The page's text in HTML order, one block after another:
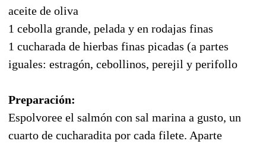
aceite de oliva
1 cebolla grande, pelada y en rodajas finas
1 cucharada de hierbas finas picadas (a partes
iguales: estragón, cebollinos, perejil y perifollo
Preparación:
Espolvoree el salmón con sal marina a gusto, un
cuarto de cucharadita por cada filete. Aparte